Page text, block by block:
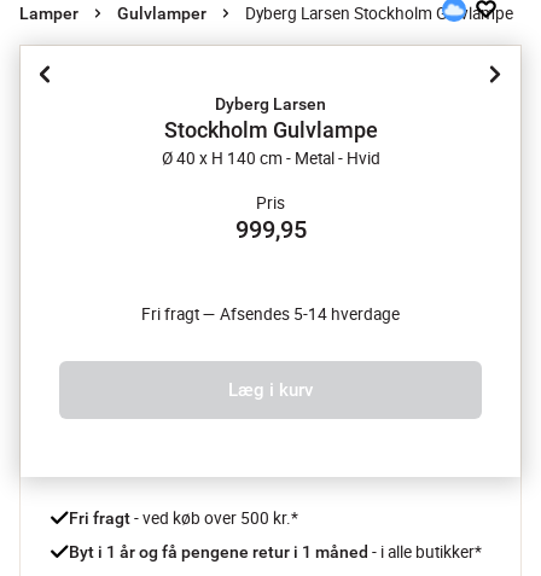
Lamper Gulvlamper Dyberg Larsen Stockholm Gulvlampe
Dyberg Larsen
Stockholm Gulvlampe
Ø 40 x H 140 cm - Metal - Hvid
Pris
999,95
Fri fragt — Afsendes 5-14 hverdage
Læg i kurv
Fri fragt - ved køb over 500 kr.*
Byt i 1 år og få pengene retur i 1 måned - i alle butikker*